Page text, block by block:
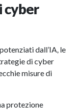
cyber
dall’IA, le
di cyber
misure di
protezione